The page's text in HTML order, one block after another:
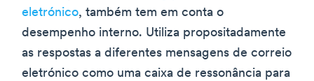
eletrónico, também tem em conta o
desempenho interno. Utiliza propositadamente
as respostas a diferentes mensagens de correio
eletrónico como uma caixa de ressonância para